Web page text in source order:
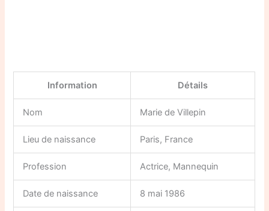
Information Détails
Nom Marie de Villepin
Lieu de naissance Paris, France
Profession Actrice, Mannequin
Date de naissance 8 mai 1986